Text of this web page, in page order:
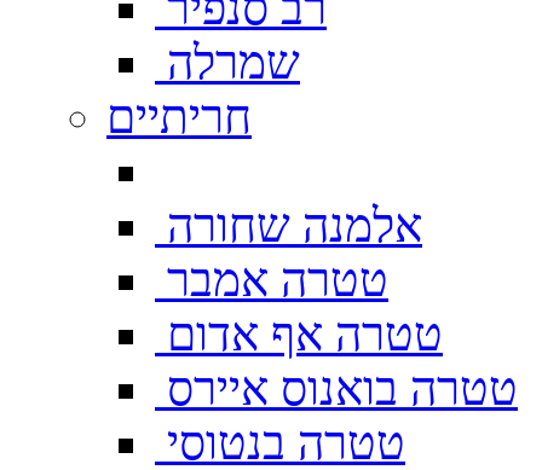
שמרלה
חריתיים
אלמנה שחורה
טטרה אמבר
טטרה אף אדום
טטרה בואנוס איירס
טטרה בנטוסי